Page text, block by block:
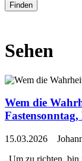
Finden
Sehen
Wem die
15.03.2026
„Um zu richten, bin